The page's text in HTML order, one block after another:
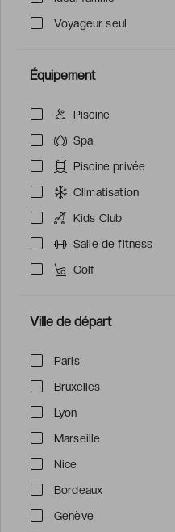
Voyageur seul
Équipement
Piscine
Spa
Piscine privée
Climatisation
Kids Club
Salle de fitness
Golf
Ville de départ
Paris
Bruxelles
Lyon
Marseille
Nice
Bordeaux
Genève